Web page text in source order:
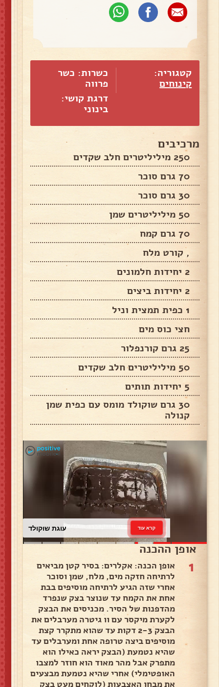
קטגוריה:
קינוחים
כשרות: כשר
פרווה
דרגת קושי:
בינוני
מרכיבים
250 מיליליטרים חלב שקדים
70 גרם סוכר
30 גרם סוכר
50 מיליליטרים שמן
70 גרם קמח
, קורט מלח
2 יחידות חלמונים
2 יחידות ביצים
1 כפית תמצית וניל
חצי כוס מים
25 גרם קורנפלור
50 מיליליטרים חלב שקדים
5 יחידות תותים
30 גרם שוקולד מומס עם כפית שמן
קנולה
עוגת שוקולד קרא עוד
אופן ההכנה
1
אופן הכנה: אקלרים: בסיר קטן מביאים
לרתיחה חזקה מים, מלח, שמן וסוכר
אחרי שזה הגיע לרתיחה מוסיפים בבת
אחת את הקמח עד שנוצר בצק שנפרד
מהדפנות של הסיר. מכניסים את הבצק
לקערת מיקסר עם וו גיטרה מערבלים את
הבצק 2-3 דקות עד שהוא מתקרר קצת
מוסיפים ביצה טרופה אחת ומערבלים עד
שהיא נטמעת (הבצק יראה כאילו הוא
מתפרק אבל מהר מאוד הוא חוזר למצבו
האופטימלי) אחרי שהיא נטמעת מבצעים
את מבחן האצבעות (לוקחים מעט בצק